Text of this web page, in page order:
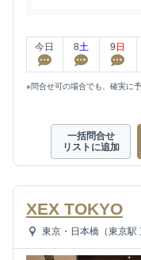
今日 8土 9 日
※問合せ可の場合でも、確実に
一括問合せ
リストに追加
XEX TOKYO
東京・日本橋（東京駅